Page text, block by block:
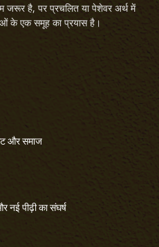
जरूर है, पर प्रचलित या पेशेवर अर्थ में
के एक समूह का प्रयास है।
और समाज
नई पीढ़ी का संघर्ष